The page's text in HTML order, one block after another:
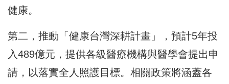
健康。
第二，推動「健康台灣深耕計畫」，預計5年投
入489億元，提供各級醫療機構與醫學會提出申
請，以落實全人照護目標。相關政策將涵蓋各